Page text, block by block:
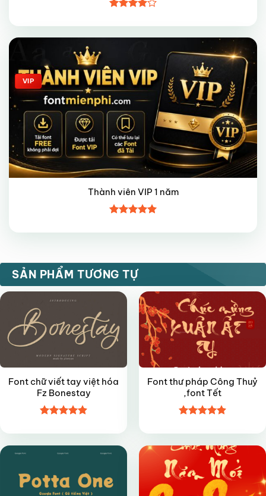
xếp hạng
45 sao
Giảm giá!
VIP
Thành viên VIP 1 năm
hạng55
SẢN PHẨM TƯƠNG TỰ
FREE
Font chữ viết tay việt hóa
Fz Bonestay
hạng4.95
sao
Font thư pháp Công Thuỷ
,font Tết
hạng4.95
sao